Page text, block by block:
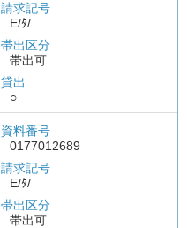
請求記号
E/ﾀ/
帯出区分
帯出可
貸出
○
資料番号
0177012689
請求記号
E/ﾀ/
帯出区分
帯出可